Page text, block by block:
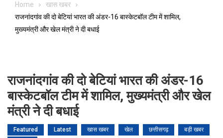
Home
खास खबर
राजनांदगांव की दो बेटियां भारत की अंडर-16 बास्केटबॉल टीम में शामिल,
मुख्यमंत्री और खेल मंत्री ने दी बधाई
राजनांदगांव की दो बेटियां भारत की अंडर-16
बास्केटबॉल टीम में शामिल, मुख्यमंत्री और खेल
मंत्री ने दी बधाई
Featured Latest खास खबर खेल छत्तीसगढ़
बड़ी खबर